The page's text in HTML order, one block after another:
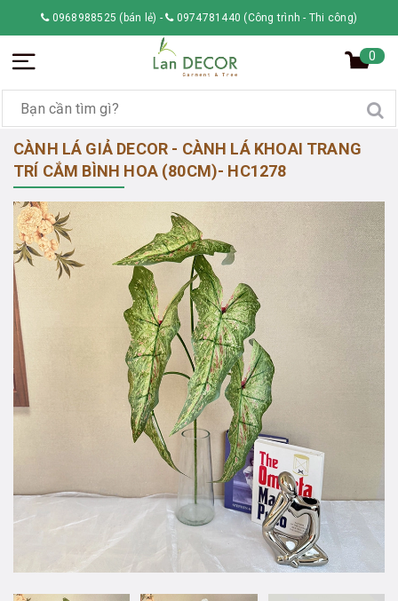
0968988525 (bán lẻ) - 0974781440 (Công trình - Thi công)
0
CÀNH LÁ GIẢ DECOR - CÀNH LÁ KHOAI TRANG
TRÍ CẮM BÌNH HOA (80CM)- HC1278